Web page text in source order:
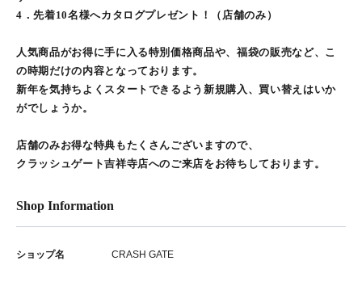
4．先着10名様へカタログプレゼント！（店舗のみ）
人気商品がお得に手に入る特別価格商品や、福袋の販売など、こ
の時期だけの内容となっております。
新年を気持ちよくスタートできるよう新規購入、買い替えはいか
がでしょうか。
店舗のみお得な特典もたくさんございますので、
クラッシュゲート吉祥寺店へのご来店をお待ちしております。
Shop Information
ショップ名 CRASH GATE